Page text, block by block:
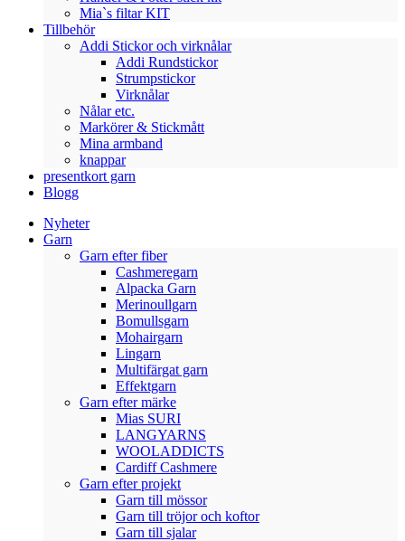
Mia`s filtar KIT
Tillbehör
Addi Stickor och virknålar
Addi Rundstickor
Strumpstickor
Virknålar
Nålar etc.
Markörer & Stickmått
Mina armband
knappar
presentkort garn
Blogg
Nyheter
Garn
Garn efter fiber
Cashmeregarn
Alpacka Garn
Merinoullgarn
Bomullsgarn
Mohairgarn
Lingarn
Multifärgat garn
Effektgarn
Garn efter märke
Mias SURI
LANGYARNS
WOOLADDICTS
Cardiff Cashmere
Garn efter projekt
Garn till mössor
Garn till tröjor och koftor
Garn till sjalar